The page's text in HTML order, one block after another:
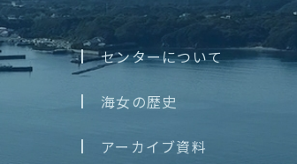
センターについて
海女の歴史
アーカイブ資料